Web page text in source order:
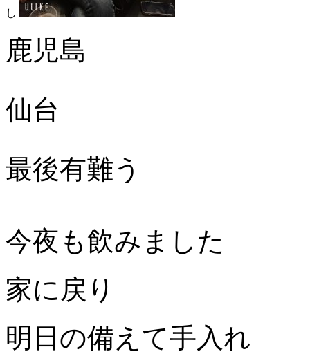
し
鹿児島
仙台
最後有難う
今夜も飲みました
家に戻り
明日の備えて手入れ